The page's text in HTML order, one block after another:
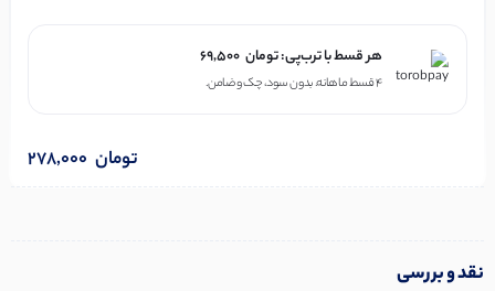
هر قسط با ترب‌پی: 69,500 تومان
۴ قسط ماهانه. بدون سود، چک و ضامن.
278,000 تومان
نقد و بررسی